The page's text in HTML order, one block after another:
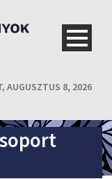
AUGUSZTUS 8, 2026